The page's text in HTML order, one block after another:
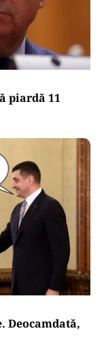
piardă 11
Deocamdată,